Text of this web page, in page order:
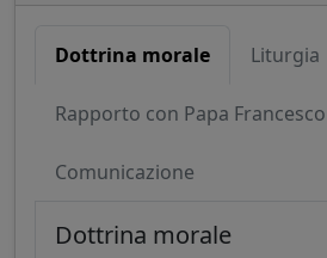
Dottrina morale Liturgia
Rapporto con Papa Francesco
Comunicazione
Dottrina morale